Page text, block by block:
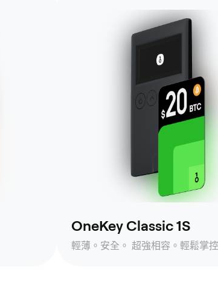
OneKey Classic 1S
輕薄。安全。 超強相容。輕鬆掌控